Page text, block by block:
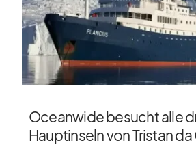
Oceanwide besucht alle
Hauptinseln von Tristan da